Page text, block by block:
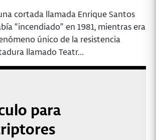
cortada llamada Enrique Santos
“incendiado” en 1981, mientras era
único de la resistencia
llamado Teatr...
para